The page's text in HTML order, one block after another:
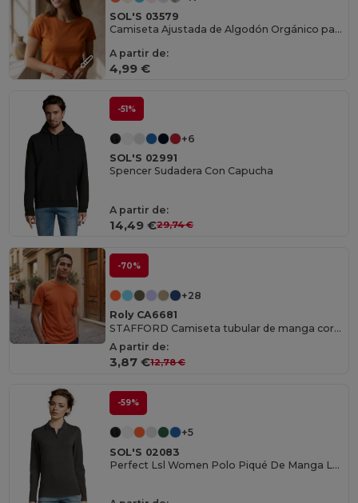
SOL'S 03579
Camiseta Ajustada de Algodón Orgánico para Mujer
A partir de:
4,99 €
-51%
+6
SOL'S 02991
Spencer Sudadera Con Capucha
A partir de:
14,49 €29,74 €
-70%
+28
Roly CA6681
STAFFORD Camiseta tubular de manga corta
A partir de:
3,87 €12,78 €
-59%
+5
SOL'S 02083
Perfect Lsl Women Polo Piqué De Manga Larga De Mujer